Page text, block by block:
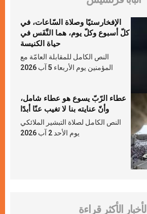
الإفخارستيّا وصلاة السّاعات، في
كلّ أسبوع وكلّ يوم، هما النَّفَس في
حياة الكنيسة
النص الكامل للمقابلة العامّة مع
المؤمنين يوم الأربعاء 5 آب 2026
عطاء الرّبّ يسوع هو عطاء شامل،
وأنّ عنايته بنا لا تغيب عنّا أبدًا
النص الكامل لصلاة التبشير الملائكي
يوم الأحد 2 آب 2026
الأخبار الأكثر قراءة